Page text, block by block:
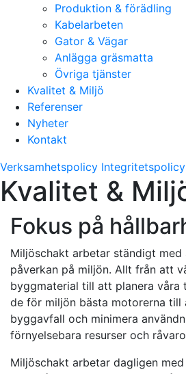
Produktion & förädling
Kabelarbeten
Gator & Vägar
Anlägga gräsmatta
Övriga tjänster
Kvalitet & Miljö
Referenser
Nyheter
Kontakt
Verksamhetspolicy Integritetspolicy
Kvalitet &
Fokus på
Miljöschakt arbetar ständigt
påverkan på miljön. Allt från att
byggmaterial till att planera våra
de för miljön bästa motorerna till
byggavfall och minimera
förnyelsebara resurser och
Miljöschakt arbetar dagligen